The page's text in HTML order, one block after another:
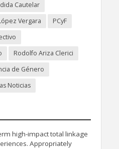
Cautelar
Vergara
PCyF
Rodolfo Ariza Clerici
de Género
Noticias
high-impact total linkage
Appropriately